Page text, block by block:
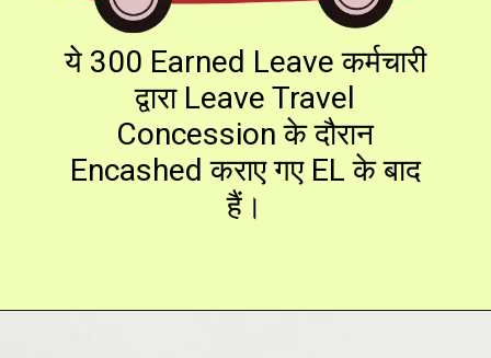
ये 300 Earned Leave कर्मचारी
द्वारा Leave Travel
Concession के दौरान
Encashed कराए गए EL के बाद
हैं।